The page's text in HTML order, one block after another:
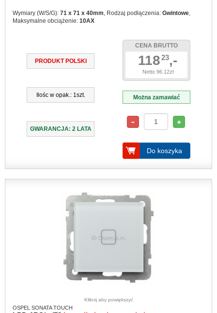
Wymiary (W/S/G): 71 x 71 x 40mm, Rodzaj podłączenia: Gwintowe,
Maksymalne obciążenie: 10AX
PRODUKT POLSKI
Ilośc w opak.: 1szt.
GWARANCJA: 2 LATA
CENA BRUTTO
11823,-
Netto 96.12zł
Można zamawiać
Do koszyka
Kliknij aby powiększyć
OSPEL SONATA TOUCH